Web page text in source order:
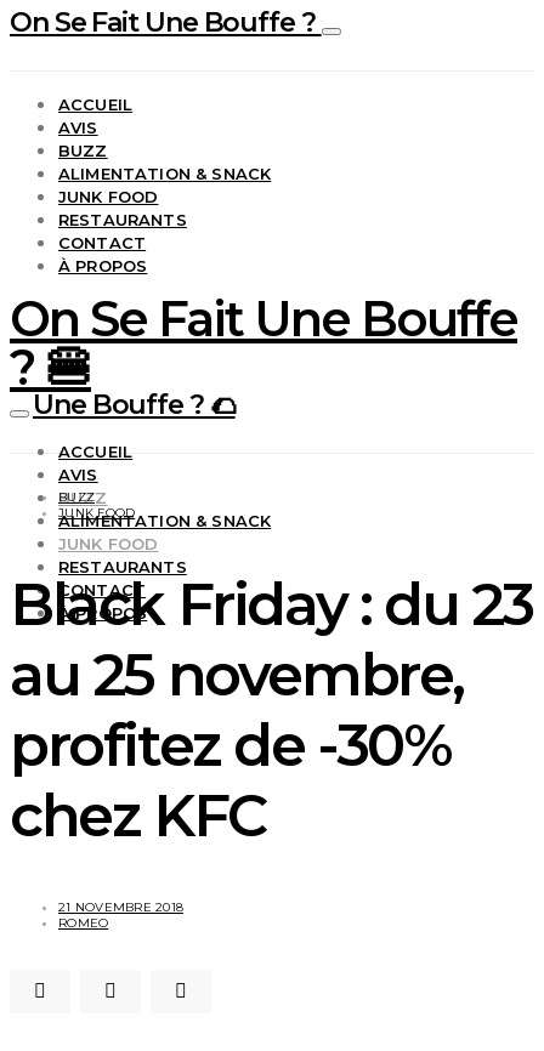
On Se Fait Une Bouffe ?
ACCUEIL
AVIS
BUZZ
ALIMENTATION & SNACK
JUNK FOOD
RESTAURANTS
CONTACT
À PROPOS
On Se Fait Une Bouffe
? 🍔
Une Bouffe ? 🌮
ACCUEIL
AVIS
BUZZ
ALIMENTATION & SNACK
JUNK FOOD
RESTAURANTS
CONTACT
À PROPOS
BUZZ
JUNK FOOD
Black Friday : du 23
au 25 novembre,
profitez de -30%
chez KFC
21 NOVEMBRE 2018
ROMEO